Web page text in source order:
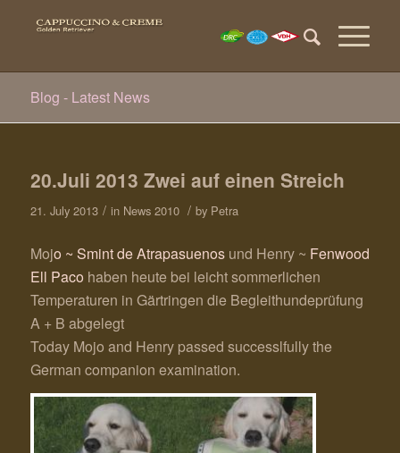
Blog - Latest News
20.Juli 2013 Zwei auf einen Streich
21. July 2013 / in News 2010 / by Petra
Mojo ~ Smint de Atrapasuenosund Henry ~ Fenwood
Ell Paco haben heute bei leicht sommerlichen
Temperaturen in Gärtringen die Begleithundeprüfung
A + B abgelegt
Today Mojo and Henry passed successlfully the
German companion examination.